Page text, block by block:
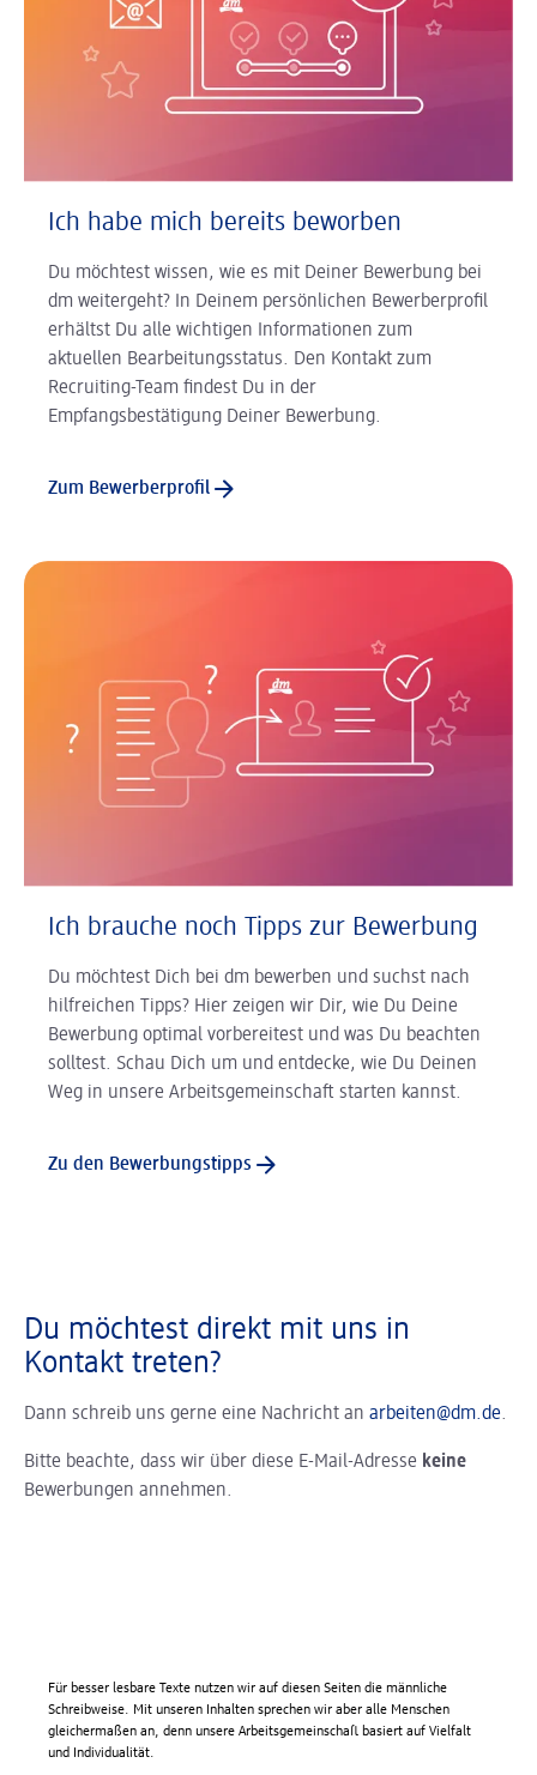
Ich habe mich bereits beworben
Du möchtest wissen, wie es mit Deiner Bewerbung bei
dm weitergeht? In Deinem persönlichen Bewerberprofil
erhältst Du alle wichtigen Informationen zum
aktuellen Bearbeitungsstatus. Den Kontakt zum
Recruiting-Team findest Du in der
Empfangsbestätigung Deiner Bewerbung.
Zum Bewerberprofil
Ich brauche noch Tipps zur Bewerbung
Du möchtest Dich bei dm bewerben und suchst nach
hilfreichen Tipps? Hier zeigen wir Dir, wie Du Deine
Bewerbung optimal vorbereitest und was Du beachten
solltest. Schau Dich um und entdecke, wie Du Deinen
Weg in unsere Arbeitsgemeinschaft starten kannst.
Zu den Bewerbungstipps
Du möchtest direkt mit uns in
Kontakt treten?
Dann schreib uns gerne eine Nachricht an arbeiten@dm.de.
Bitte beachte, dass wir über diese E-Mail-Adresse keine
Bewerbungen annehmen.
Für besser lesbare Texte nutzen wir auf diesen Seiten die männliche
Schreibweise. Mit unseren Inhalten sprechen wir aber alle Menschen
gleichermaßen an, denn unsere Arbeitsgemeinschaft basiert auf Vielfalt
und Individualität.